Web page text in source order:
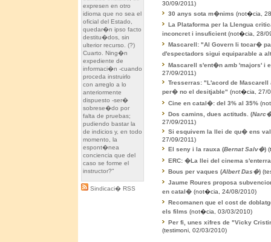
expresen en otro
idioma que no sea el
oficial del Estado,
quedar�n ipso facto
destitu�dos, sin
ulterior recurso. (?)
Cuarto. Ning�n
expediente de
informaci�n -cuando
proceda instruirlo
con arreglo a lo
anteriormente
dispuesto -ser�
sobrese�do por
falta de pruebas;
pudiendo bastar la
de indicios y, en todo
momento, la
espont�nea
conciencia que del
caso se forme el
instructor?"
Sindicaci� RSS
30/09/2011)
30 anys sota m�nims (not�cia,
La Plataforma per la Llengua
inconcret i insuficient (not�cia, 28/
Mascarell: "Al Govern li tocar�
d'espectadors sigui equiparable a
Mascarell s'ent�n amb 'majors' i
27/09/2011)
Tresserras: "L'acord de
per� no el desitjable" (not�cia, 27/
Cine en catal�: del 3% al 35%
Dos camins, dues actituds. (
27/09/2011)
Si esquivem la llei de qu� ens
27/09/2011)
El seny i la rauxa (Bernat Salv�)
ERC: �La llei del cinema
Bous per vaques (Albert Das�)
Jaume Roures proposa
en catal� (not�cia, 24/08/2010)
Recomanen que el cost de
els films (not�cia, 03/03/2010)
Per fi, unes xifres de "Vicky
(testimoni, 02/03/2010)